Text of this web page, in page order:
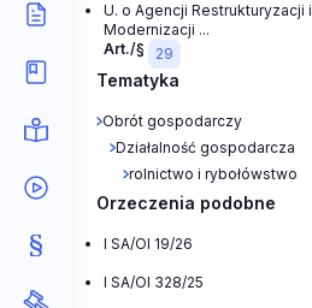
U. o Agencji Restrukturyzacji i
Modernizacji ...
Art./§
29
Tematyka
Obrót gospodarczy
Działalność gospodarcza
rolnictwo i rybołówstwo
Orzeczenia podobne
I SA/Ol 19/26
I SA/Ol 328/25